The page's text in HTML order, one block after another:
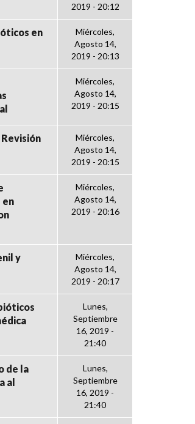
2019 - 20:12
en
Miércoles,
Agosto 14,
2019 - 20:13
Miércoles,
Agosto 14,
2019 - 20:15
Miércoles,
Agosto 14,
2019 - 20:15
en
Miércoles,
Agosto 14,
2019 - 20:16
y
Miércoles,
Agosto 14,
2019 - 20:17
Lunes,
Septiembre
16, 2019 -
21:40
de la
al
Lunes,
Septiembre
16, 2019 -
21:40